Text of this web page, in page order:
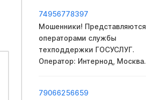
74956778397
Мошенники! Представляются
операторами службы
техподдержки ГОСУСЛУГ.
Оператор: Интернод, Москва.
79066256659